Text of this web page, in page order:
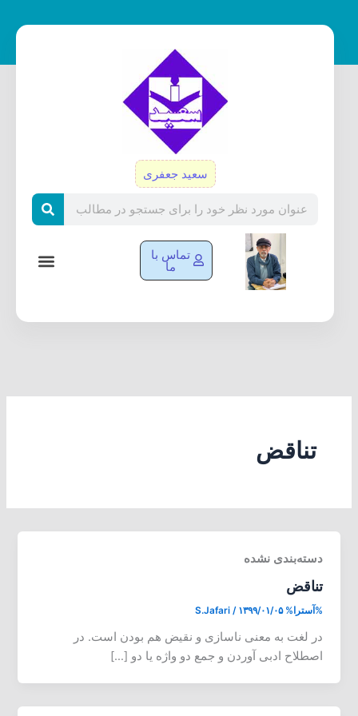
سعید جعفری
تماس با
ما
تناقض
دسته‌بندی نشده
تناقض
%آسترا% S.Jafari / ۱۳۹۹/۰۱/۰۵
در لغت به معنی ناسازی و نقیض هم بودن است. در
اصطلاح ادبی آوردن و جمع دو واژه یا دو […]